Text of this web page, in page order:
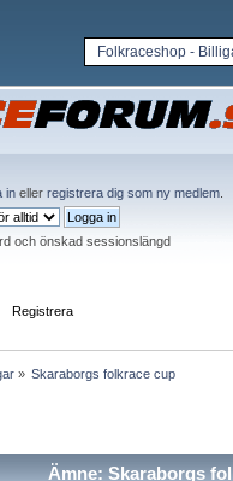
Folkraceshop -
in eller registrera dig som ny medlem
och önskad sessionslängd
Registrera
» Skaraborgs folkrace cup
Ämne: Skaraborgs